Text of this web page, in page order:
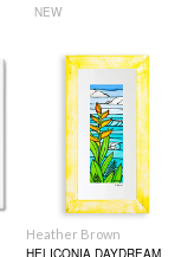
NEW
Heather Brown
HELICONIA DAYDREAM